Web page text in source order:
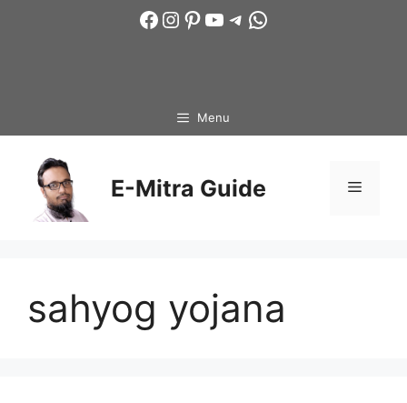
Facebook
Instagram
Pinterest
YouTube
Telegram
WhatsApp
Menu
E-Mitra Guide Menu
sahyog yojana